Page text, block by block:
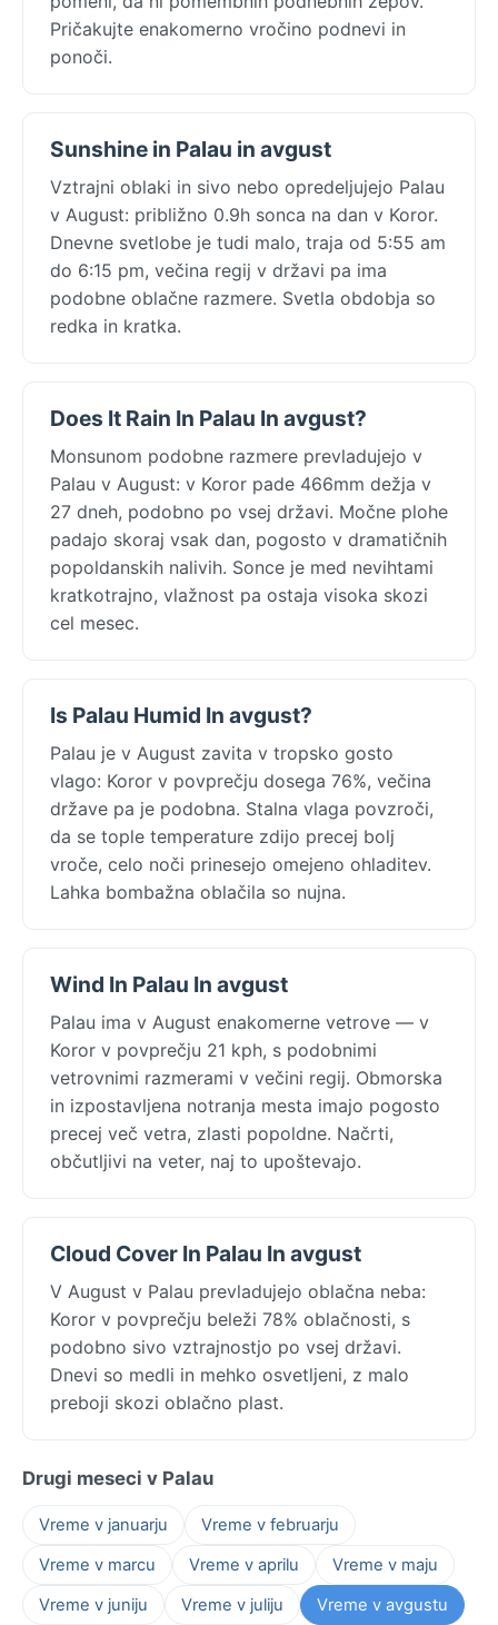
Pričakujte enakomerno vročino podnevi in
ponoči.
Sunshine in Palau in avgust
Vztrajni oblaki in sivo nebo opredeljujejo Palau
v August: približno 0.9h sonca na dan v Koror.
Dnevne svetlobe je tudi malo, traja od 5:55 am
do 6:15 pm, večina regij v državi pa ima
podobne oblačne razmere. Svetla obdobja so
redka in kratka.
Does It Rain In Palau In avgust?
Monsunom podobne razmere prevladujejo v
Palau v August: v Koror pade 466mm dežja v
27 dneh, podobno po vsej državi. Močne plohe
padajo skoraj vsak dan, pogosto v dramatičnih
popoldanskih nalivih. Sonce je med nevihtami
kratkotrajno, vlažnost pa ostaja visoka skozi
cel mesec.
Is Palau Humid In avgust?
Palau je v August zavita v tropsko gosto
vlago: Koror v povprečju dosega 76%, večina
države pa je podobna. Stalna vlaga povzroči,
da se tople temperature zdijo precej bolj
vroče, celo noči prinesejo omejeno ohladitev.
Lahka bombažna oblačila so nujna.
Wind In Palau In avgust
Palau ima v August enakomerne vetrove — v
Koror v povprečju 21 kph, s podobnimi
vetrovnimi razmerami v večini regij. Obmorska
in izpostavljena notranja mesta imajo pogosto
precej več vetra, zlasti popoldne. Načrti,
občutljivi na veter, naj to upoštevajo.
Cloud Cover In Palau In avgust
V August v Palau prevladujejo oblačna neba:
Koror v povprečju beleži 78% oblačnosti, s
podobno sivo vztrajnostjo po vsej državi.
Dnevi so medli in mehko osvetljeni, z malo
preboji skozi oblačno plast.
Drugi meseci v Palau
Vreme v januarju
Vreme v februarju
Vreme v marcu
Vreme v aprilu
Vreme v maju
Vreme v juniju
Vreme v juliju Vreme v avgustu